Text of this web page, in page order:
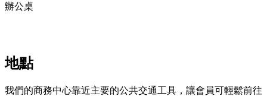
辦公桌
地點
我們的商務中心靠近主要的公共交通工具，讓會員可輕鬆前往